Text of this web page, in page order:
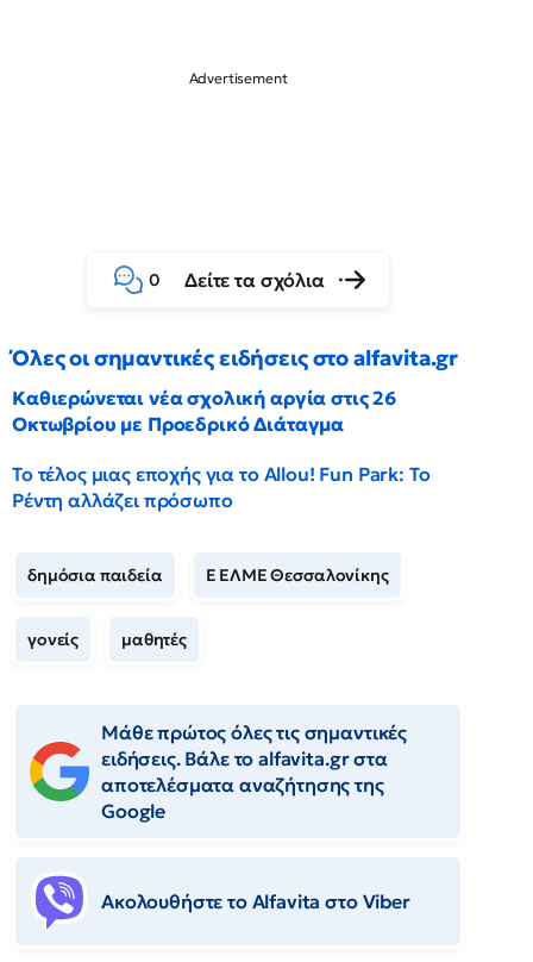
0 Δείτε τα σχόλια
Όλες οι σημαντικές ειδήσεις στο alfavita.gr
Καθιερώνεται νέα σχολική αργία στις 26
Οκτωβρίου με Προεδρικό Διάταγμα
Το τέλος μιας εποχής για το Allou! Fun Park: Το
Ρέντη αλλάζει πρόσωπο
δημόσια παιδεία Ε ΕΛΜΕ Θεσσαλονίκης
γονείς μαθητές
Μάθε πρώτος όλες τις σημαντικές
ειδήσεις. Βάλε το alfavita.gr στα
αποτελέσματα αναζήτησης της
Google
Ακολουθήστε το Αlfavita στο Viber